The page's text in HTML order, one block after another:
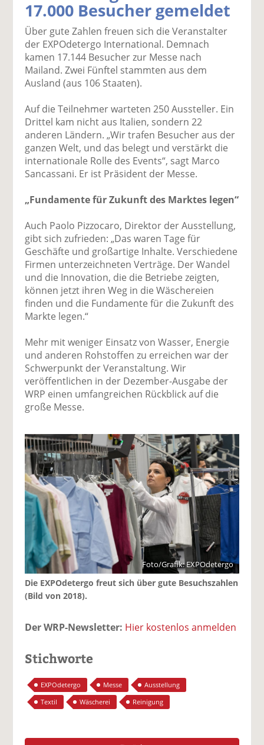
k
a
uf
F
ac
o
o
k
te
il
e
k
t
wi
tt
er
k
el
a
uf
n
e
di
te
il
e
k
el
p
v
er
se
n
d
k
17.000 Besucher gemeldet
Über gute Zahlen freuen sich die Veranstalter
der EXPOdetergo International. Demnach
kamen 17.144 Besucher zur Messe nach
Mailand. Zwei Fünftel stammten aus dem
Ausland (aus 106 Staaten).
Auf die Teilnehmer warteten 250 Aussteller. Ein
Drittel kam nicht aus Italien, sondern 22
anderen Ländern. „Wir trafen Besucher aus der
ganzen Welt, und das belegt und verstärkt die
internationale Rolle des Events“, sagt Marco
Sancassani. Er ist Präsident der Messe.
„Fundamente für Zukunft des Marktes legen“
Auch Paolo Pizzocaro, Direktor der Ausstellung,
gibt sich zufrieden: „Das waren Tage für
Geschäfte und großartige Inhalte. Verschiedene
Firmen unterzeichneten Verträge. Der Wandel
und die Innovation, die die Betriebe zeigten,
können jetzt ihren Weg in die Wäschereien
finden und die Fundamente für die Zukunft des
Markte legen.“
Mehr mit weniger Einsatz von Wasser, Energie
und anderen Rohstoffen zu erreichen war der
Schwerpunkt der Veranstaltung. Wir
veröffentlichen in der Dezember-Ausgabe der
WRP einen umfangreichen Rückblick auf die
große Messe.
Foto/Grafik: EXPOdetergo
Die EXPOdetergo freut sich über gute Besuchszahlen
(Bild von 2018).
Der WRP-Newsletter: Hier kostenlos anmelden
Stichworte
EXPOdetergo Messe
Ausstellung
Textil
Wäscherei Reinigung